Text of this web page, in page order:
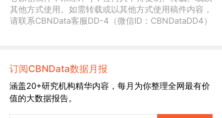
其他方式使用。如需转载或以其他方式使用稿件内容，
请联系CBNData客服DD-4（微信ID：CBNDataDD4）
订阅CBNData数据月报
涵盖20+研究机构精华内容，每月为你整理全网最有价
值的大数据报告。